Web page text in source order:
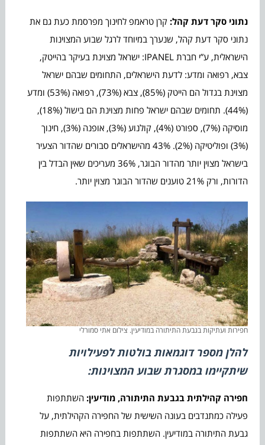
נתוני סקר דעת קהל: קרן טראמפ לחינוך מפרסמת כעת גם את
נתוני סקר דעת קהל, שנערך במיוחד לרגל שבוע המצוינות
הישראלית, ע”י חברת IPANEL: ישראל מצוינת בעיקר בהייטק,
צבא, רפואה ומדע: לדעת הישראלים, התחומים שבהם ישראל
מצוינת בגדול הם הייטק (85%), צבא (73%), רפואה (53%) ומדע
(44%). תחומים שבהם ישראל פחות מצוינת הם בישול (18%),
מוסיקה (7%), ספורט (4%), קולנוע (3%), אופנה (3%), חינוך
(3%) ופוליטיקה (2%). 43% מהישראלים סבורים שהדור הצעיר
בישראל מצוין יותר מהדור הבוגר, 36% מעריכים שאין הבדל בין
הדורות, ורק 21% טוענים שהדור הבוגר מצוין יותר.
חפירות ועתיקות בגבעת התיתורה במודיעין. צילום אתי סמורלי
להלן מספר דוגמאות בולטות לפעילויות
שיתקיימו במסגרת שבוע המצוינות:
חפירה קהילתית בגבעת התיתורה, מודיעין: השתתפות
פעילה כמתנדבים בעונה השישית של החפירה הקהילתית, על
גבעת התיתורה במודיעין. השתתפות בחפירה היא השתתפות